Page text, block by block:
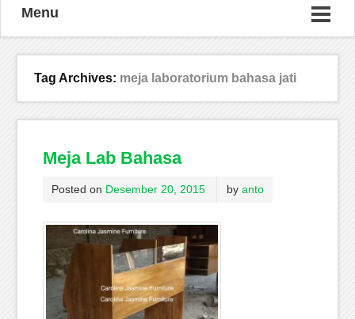
Menu
Tag Archives: meja laboratorium bahasa jati
Meja Lab Bahasa
Posted on Desember 20, 2015 by anto